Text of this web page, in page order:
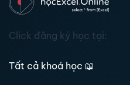
Click đăng ký học tại:
Tất cả khoá học 📖